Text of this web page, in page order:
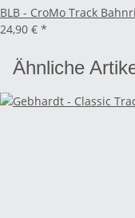
BLB - CroMo Track
24,90 € *
Ähnliche